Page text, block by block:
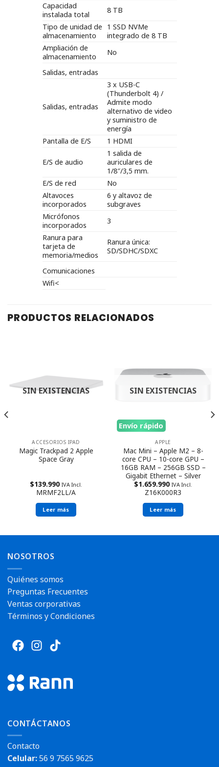
Capacidad
instalada total
8 TB
Tipo de unidad de
almacenamiento
1 SSD NVMe
integrado de 8 TB
Ampliación de
almacenamiento
No
Salidas, entradas
Salidas, entradas
3 x USB-C
(Thunderbolt 4) /
Admite modo
alternativo de video
y suministro de
energía
Pantalla de E/S
1 HDMI
E/S de audio
1 salida de
auriculares de
1/8″/3,5 mm.
E/S de red
No
Altavoces
incorporados
6 y altavoz de
subgraves
Micrófonos
incorporados
3
Ranura para
tarjeta de
memoria/medios
Ranura única:
SD/SDHC/SDXC
Comunicaciones
Wifi<
PRODUCTOS RELACIONADOS
SIN EXISTENCIAS
ACCESORIOS IPAD
Magic Trackpad 2 Apple
Space Gray
$139.990 IVA Incl.
MRMF2LL/A
Leer más
Envío rápido
SIN EXISTENCIAS
APPLE
Mac Mini – Apple M2 – 8-
core CPU – 10-core GPU –
16GB RAM – 256GB SSD –
Gigabit Ethernet – Silver
$1.659.990 IVA Incl.
Z16K000R3
Leer más
NOSOTROS
Quiénes somos
Preguntas Frecuentes
Ventas corporativas
Términos y Condiciones
CONTÁCTANOS
Contacto
Celular:56 9 7565 9625